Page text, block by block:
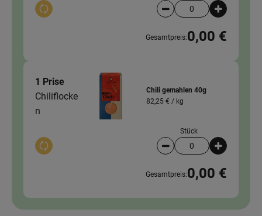
Auswahl ändern Artikelanzahl
Gesamtpreis:0,00 €
1 Prise
Chiliflocke
n
Auswahl ändern
Chili gemahlen 40g
82,25 € / kg
Stück
Artikelanzahl
Gesamtpreis:0,00 €